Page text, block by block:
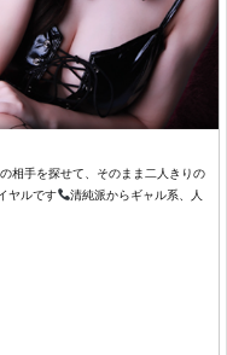
相手を探せて、そのまま二人きりの
ヤルです
清純派からギャル系、人